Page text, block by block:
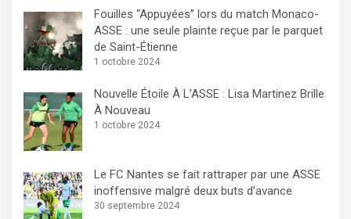
Fouilles “Appuyées” lors du match Monaco-
ASSE : une seule plainte reçue par le parquet
de Saint-Étienne
1 octobre 2024
Nouvelle Étoile À L’ASSE : Lisa Martinez Brille
À Nouveau
1 octobre 2024
Le FC Nantes se fait rattraper par une ASSE
inoffensive malgré deux buts d’avance
30 septembre 2024